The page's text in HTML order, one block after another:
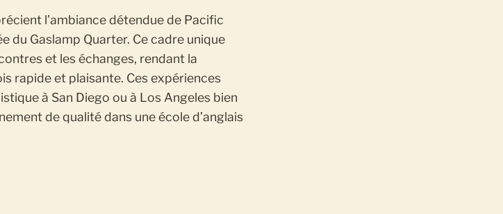
l’ambiance détendue de Pacific
du Gaslamp Quarter. Ce cadre unique
et les échanges, rendant la
rapide et plaisante. Ces expériences
à San Diego ou à Los Angeles bien
de qualité dans une école d’anglais